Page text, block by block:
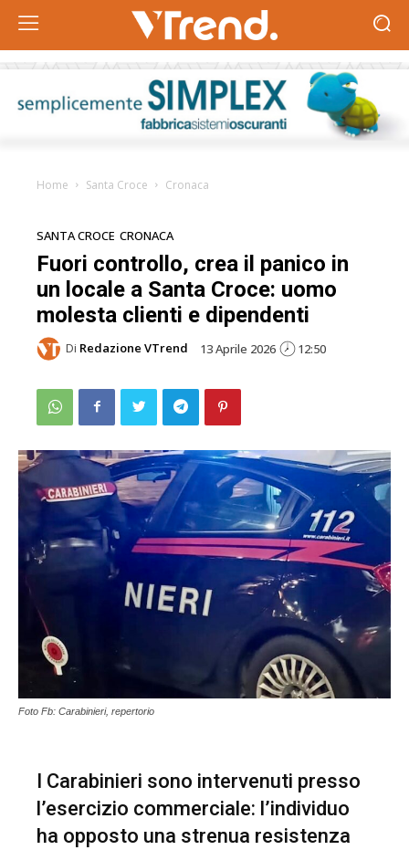
Home Santa Croce Cronaca
SANTA CROCE CRONACA
Fuori controllo, crea il panico in
un locale a Santa Croce: uomo
molesta clienti e dipendenti
Di Redazione VTrend 13 Aprile 2026 12:50
Foto Fb: Carabinieri, repertorio
I Carabinieri sono intervenuti presso
l’esercizio commerciale: l’individuo
ha opposto una strenua resistenza